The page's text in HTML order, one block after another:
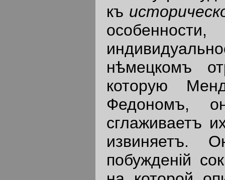
къ
нѣмецкомъ
которую
Федономъ,
сглаживаетъ
извиняетъ.
побужденiй